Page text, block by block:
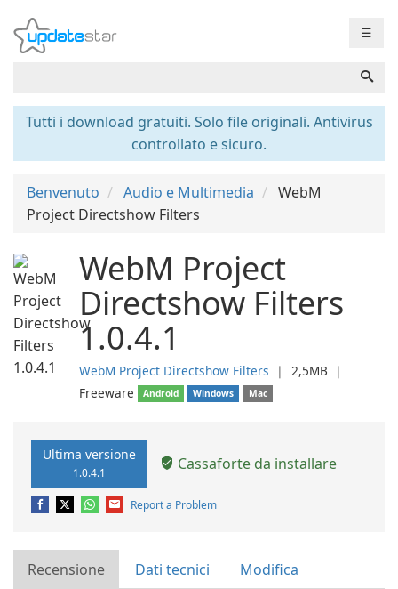
☰
Tutti i download gratuiti. Solo file originali. Antivirus
controllato e sicuro.
Benvenuto Audio e Multimedia
WebM
Project Directshow Filters
WebM Project
Directshow Filters
1.0.4.1
WebM Project Directshow Filters ❘ 2,5MB
❘
Freeware
Android Windows Mac
Ultima versione
1.0.4.1 Cassaforte da installare
Report a Problem
Recensione Dati tecnici Modifica